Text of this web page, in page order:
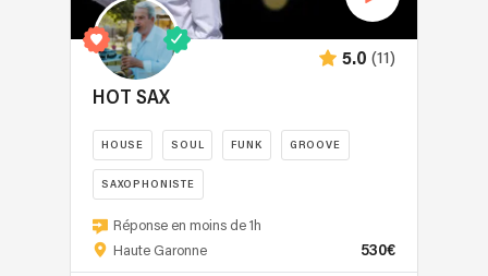
Sud
de
France
Option
1
:
🪘
Live
pour
compléter
votre
de
Toulouse.
Spécialisé
création
d'ambiances
et
modernes.
Je
5.0 (11)
HOT SAX
HOUSE SOUL FUNK GROOVE
SAXOPHONISTE
Hot
Sax
Réponse en moins de 1h
Haute Garonne
530€